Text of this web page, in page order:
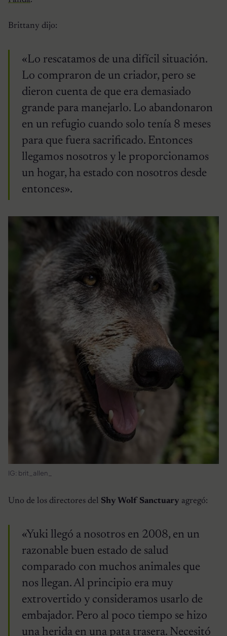
Brittany dijo:
«Lo rescatamos de una difícil situación.
Lo compraron de un criador, pero se
dieron cuenta de que era demasiado
grande para manejarlo. Lo abandonaron
en un refugio cuando solo tenía 8 meses
para que fuera sacrificado. Entonces
llegamos nosotros y le proporcionamos
un hogar, ha estado con nosotros desde
entonces».
IG: brit_allen_
Uno de los directores del Shy Wolf Sanctuary agregó:
«Yuki llegó a nosotros en 2008, en un
razonable buen estado de salud
comparado con muchos animales que
nos llegan. Al principio era muy
extrovertido y consideramos usarlo de
embajador. Pero al poco tiempo se hizo
una herida en una pata trasera. Necesitó